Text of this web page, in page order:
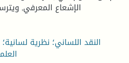
الإشعاع المعرفي,
النقد اللساني؛ نظرية